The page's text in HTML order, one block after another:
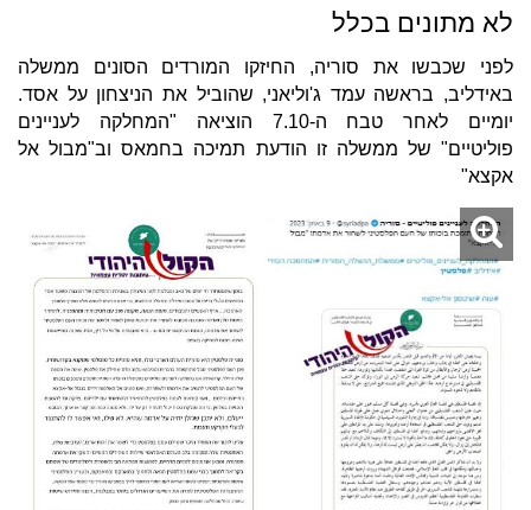
לא מתונים בכלל
לפני שכבשו את סוריה, החיזקו המורדים הסונים ממשלה
באידליב, בראשה עמד ג'וליאני, שהוביל את הניצחון על אסד.
יומיים לאחר טבח ה-7.10 הוציאה "המחלקה לעניינים
פוליטיים" של ממשלה זו הודעת תמיכה בחמאס וב"מבול אל
אקצא"